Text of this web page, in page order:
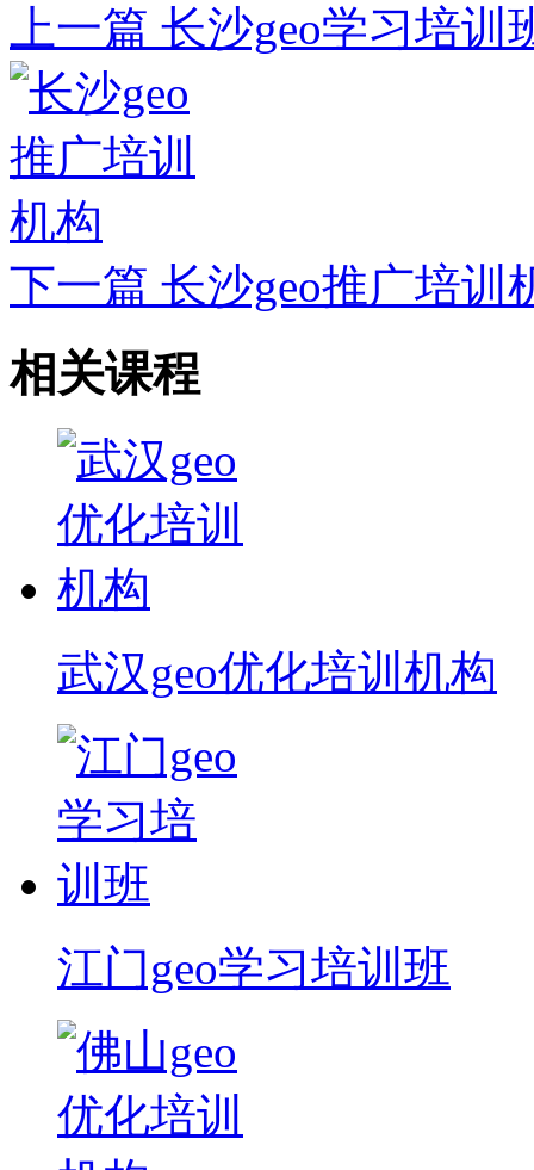
上一篇 长沙geo学习培训
下一篇 长沙geo推广培训
相关课程
武汉geo优化培训机构
江门geo学习培训班